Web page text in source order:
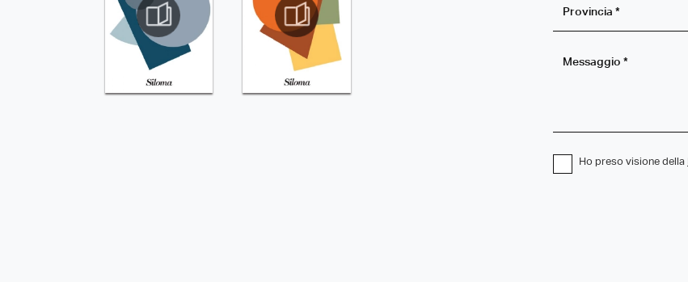
Ho preso visione della